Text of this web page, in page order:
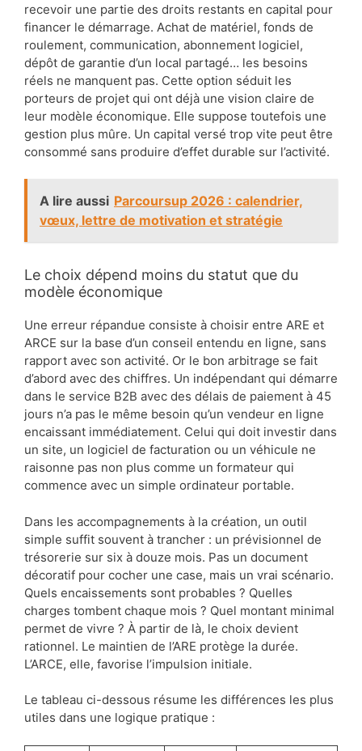
recevoir une partie des droits restants en capital pour
financer le démarrage. Achat de matériel, fonds de
roulement, communication, abonnement logiciel,
dépôt de garantie d’un local partagé… les besoins
réels ne manquent pas. Cette option séduit les
porteurs de projet qui ont déjà une vision claire de
leur modèle économique. Elle suppose toutefois une
gestion plus mûre. Un capital versé trop vite peut être
consommé sans produire d’effet durable sur l’activité.
A lire aussi Parcoursup 2026 : calendrier,
vœux, lettre de motivation et stratégie
Le choix dépend moins du statut que du
modèle économique
Une erreur répandue consiste à choisir entre ARE et
ARCE sur la base d’un conseil entendu en ligne, sans
rapport avec son activité. Or le bon arbitrage se fait
d’abord avec des chiffres. Un indépendant qui démarre
dans le service B2B avec des délais de paiement à 45
jours n’a pas le même besoin qu’un vendeur en ligne
encaissant immédiatement. Celui qui doit investir dans
un site, un logiciel de facturation ou un véhicule ne
raisonne pas non plus comme un formateur qui
commence avec un simple ordinateur portable.
Dans les accompagnements à la création, un outil
simple suffit souvent à trancher : un prévisionnel de
trésorerie sur six à douze mois. Pas un document
décoratif pour cocher une case, mais un vrai scénario.
Quels encaissements sont probables ? Quelles
charges tombent chaque mois ? Quel montant minimal
permet de vivre ? À partir de là, le choix devient
rationnel. Le maintien de l’ARE protège la durée.
L’ARCE, elle, favorise l’impulsion initiale.
Le tableau ci-dessous résume les différences les plus
utiles dans une logique pratique :